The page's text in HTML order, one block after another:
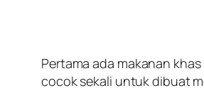
Pertama ada makanan
cocok sekali untuk dibuat